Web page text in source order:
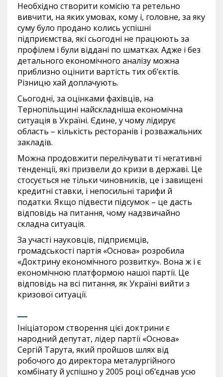
Необхідно створити комісію та ретельно
вивчити, на яких умовах, кому і, головне, за яку
суму було продано колись успішні
підприємства, які сьогодні не працюють за
профілем і були віддані по шматках. Адже і без
детального економічного аналізу можна
приблизно оцінити вартість тих об’єктів.
Різницю хай доплачують.
Сьогодні, за оцінками фахівців, на
Тернопільщині найскладніша економічна
ситуація в Україні. Єдине, у чому лідирує
область – кількість ресторанів і розважальних
закладів.
Можна продовжити перелічувати ті негативні
тенденції, які призвели до кризи в державі. Це
стосується не тільки чиновників, це і завищені
кредитні ставки, і непосильні тарифи й
податки. Якщо підвести підсумок – це дасть
відповідь на питання, чому надзвичайно
складна ситуація.
За участі науковців, підприємців,
громадськості партія «Основа» розробила
«Доктрину економічного розвитку». Вона ж і є
економічною платформою нашої партії. Це
відповідь на всі питання, як Україні вийти з
кризової ситуації.
Ініціатором створення цієї доктрини є
народний депутат, лідер партії «Основа»
Сергій Тарута, який пройшов шлях від
робочого до директора металургійного
комбінату й успішно у 2005 році об’єднав усю